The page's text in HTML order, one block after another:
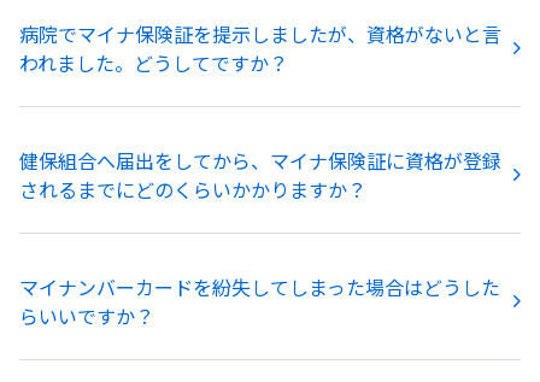
病院でマイナ保険証を提示しましたが、資格がないと言
われました。どうしてですか？
健保組合へ届出をしてから、マイナ保険証に資格が登録
されるまでにどのくらいかかりますか？
マイナンバーカードを紛失してしまった場合はどうした
らいいですか？